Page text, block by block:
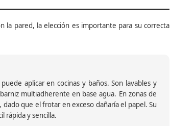
pared, la elección es importante para su correcta
aplicar en cocinas y baños. Son lavables y
multiadherente en base agua. En zonas de
que el frotar en exceso dañaría el papel. Su
rápida y sencilla.